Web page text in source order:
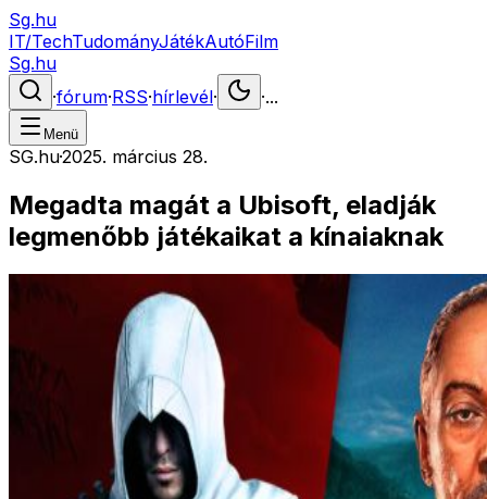
Sg.hu
IT/TechTudományJátékAutóFilm
Sg.hu
·fórum·RSS·hírlevél· ·...
Menü
SG.hu·2025. március 28.
Megadta magát a Ubisoft, eladják
legmenőbb játékaikat a kínaiaknak